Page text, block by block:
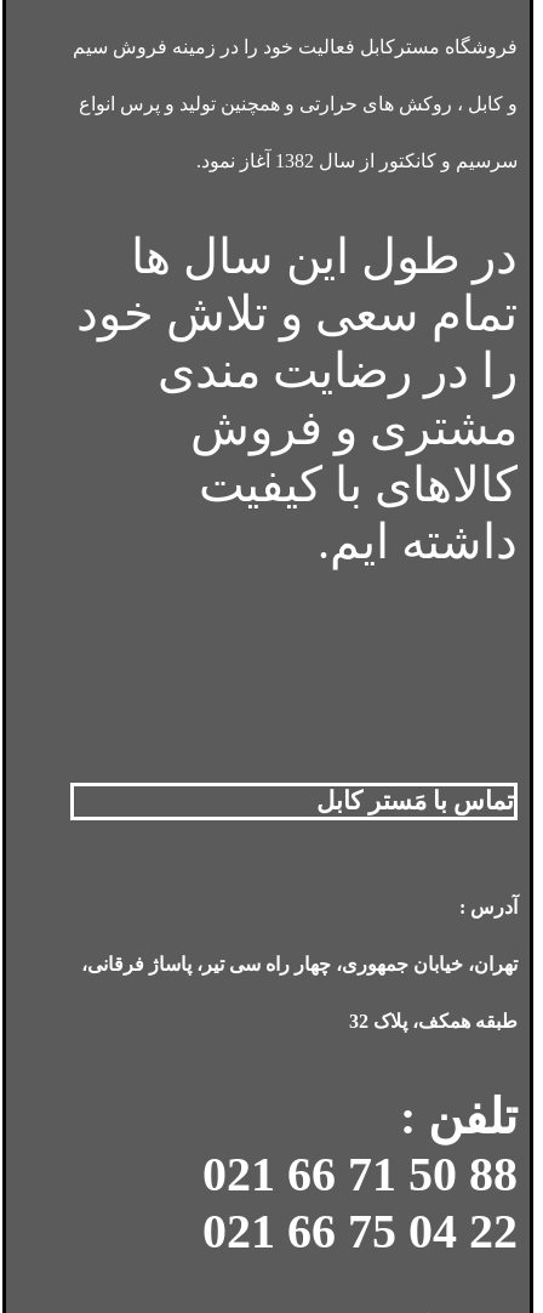
فروشگاه مسترکابل فعالیت خود را در زمینه فروش سیم
و کابل ، روکش های حرارتی و همچنین تولید و پرس انواع
سرسیم و کانکتور از سال 1382 آغاز نمود.
در طول این سال ها
تمام سعی و تلاش خود
را در رضایت مندی
مشتری و فروش
کالاهای با کیفیت
داشته ایم.
تماس با مَستر کابل
آدرس :
تهران، خیابان جمهوری، چهار راه سی تیر، پاساژ فرقانی،
طبقه همکف، پلاک 32
تلفن :
88 50 71 66 021
22 04 75 66 021